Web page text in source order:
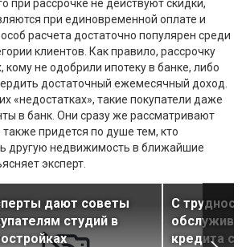
при рассрочке не действуют скидки,
при единовременной оплате и
расчета достаточно популярен среди
клиентов. Как правило, рассрочку
кому не одобрили ипотеку в банке, либо
достаточный ежемесячный доход.
«недостатках», такие покупатели даже
в банк. Они сразу же рассматривают
также придется по душе тем, кто
другую недвижимость в ближайшие
эксперт.
дают советы
студий в
С
кредита